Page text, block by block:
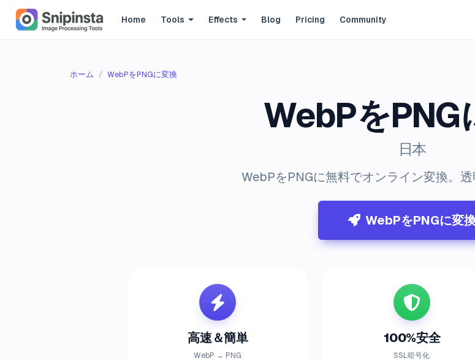
Home Tools Effects Blog Pricing Community
ホーム WebPをPNGに変換
WebPをPNG
日本
WebPをPNGに無料でオンライン変換。透
WebPをPNGに変
高速＆簡単
WebP → PNG
100%安全
SSL暗号化